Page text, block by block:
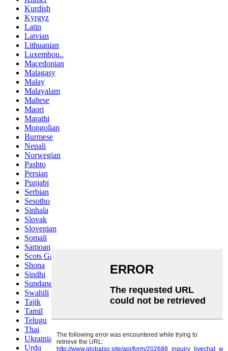
Kurdish
Kyrgyz
Latin
Latvian
Lithuanian
Luxembou..
Macedonian
Malagasy
Malay
Malayalam
Maltese
Maori
Marathi
Mongolian
Burmese
Nepali
Norwegian
Pashto
Persian
Punjabi
Serbian
Sesotho
Sinhala
Slovak
Slovenian
Somali
Samoan
Scots Gaelic
Shona
Sindhi
Sundanese
Swahili
Tajik
Tamil
Telugu
Thai
Ukrainian
Urdu